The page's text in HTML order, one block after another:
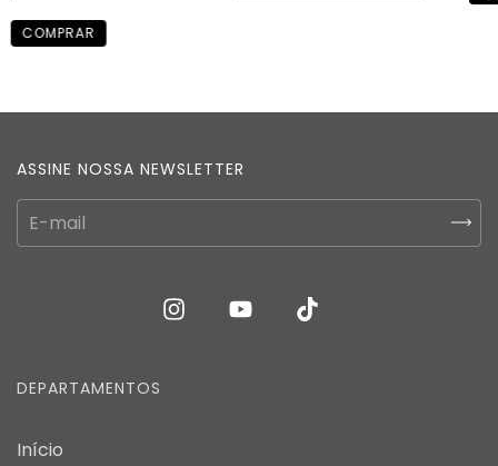
ASSINE NOSSA NEWSLETTER
DEPARTAMENTOS
Início